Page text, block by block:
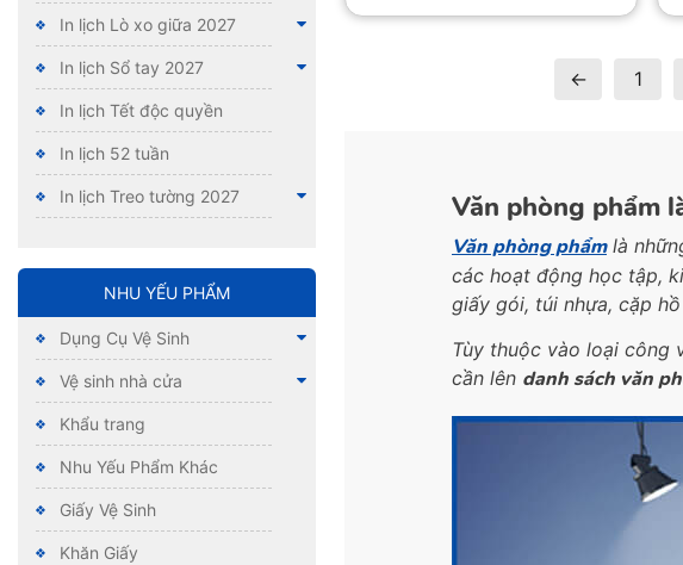
In lịch Lò xo giữa 2027
In lịch Sổ tay 2027
In lịch Tết độc quyền
In lịch 52 tuần
In lịch Treo tường 2027
NHU YẾU PHẨM
Dụng Cụ Vệ Sinh
Vệ sinh nhà cửa
Khẩu trang
Nhu Yếu Phẩm Khác
Giấy Vệ Sinh
Khăn Giấy
← 1
Văn phòng phẩm
Văn phòng phẩmlà
các hoạt động học tập,
giấy gói, túi nhựa, cặp
Tùy thuộc vào loại công
cần lên danh sách văn